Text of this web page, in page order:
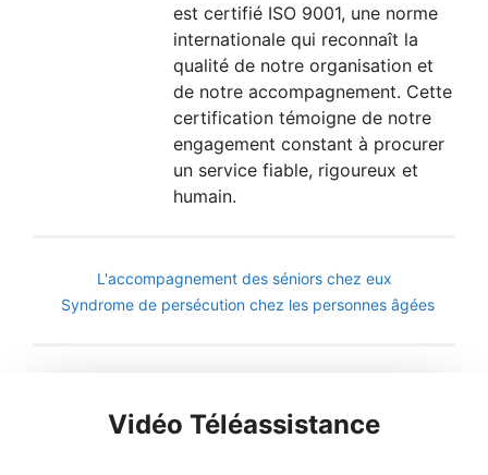
est certifié ISO 9001, une norme
internationale qui reconnaît la
qualité de notre organisation et
de notre accompagnement. Cette
certification témoigne de notre
engagement constant à procurer
un service fiable, rigoureux et
humain.
L'accompagnement des séniors chez eux
Syndrome de persécution chez les personnes âgées
Vidéo Téléassistance